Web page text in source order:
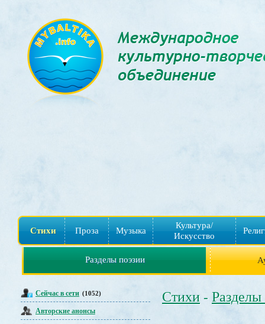
Стихи Проза Музыка
Культура/
Искусство
Разделы поэзии
Сейчас в сети (1052)
Авторские анонсы
Стихи - Разделы